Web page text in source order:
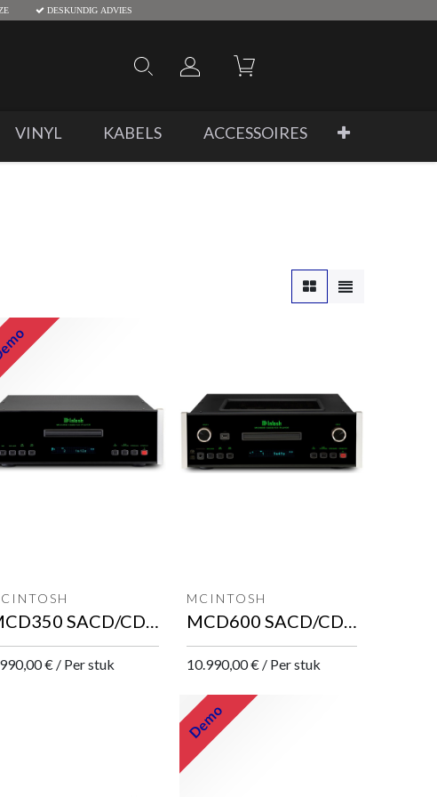
DESKUNDIG ADVIES
VINYL KABELS ACCESSOIRES
MCD350 SACD/CD speler
€ / Per stuk
MCINTOSH
MCD600 SACD/CD speler
10.990,00€ / Per stuk
Demo